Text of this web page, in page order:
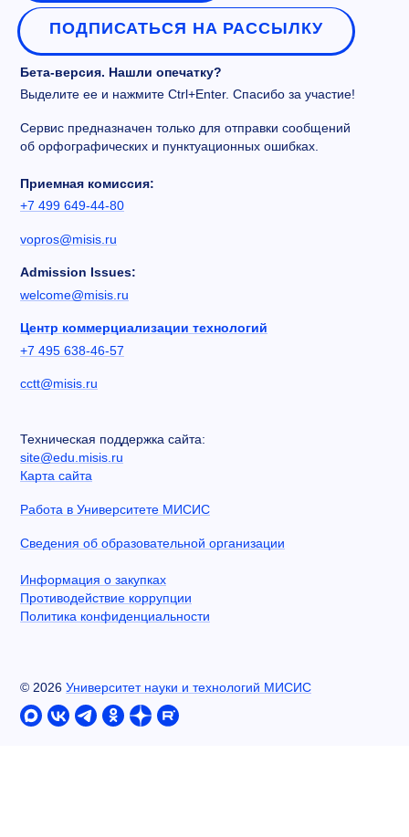
ПОДПИСАТЬСЯ НА РАССЫЛКУ
Бета-версия. Нашли опечатку?
Выделите ее и нажмите Ctrl+Enter. Спасибо за участие!
Сервис предназначен только для отправки сообщений
об орфографических и пунктуационных ошибках.
Приемная комиссия:
+7 499 649-44-80
vopros@misis.ru
Admission Issues:
welcome@misis.ru
Центр коммерциализации технологий
+7 495 638-46-57
cctt@misis.ru
Техническая поддержка сайта:
site@edu.misis.ru
Карта сайта
Работа в Университете МИСИС
Сведения об образовательной организации
Информация о закупках
Противодействие коррупции
Политика конфиденциальности
© 2026 Университет науки и технологий МИСИС